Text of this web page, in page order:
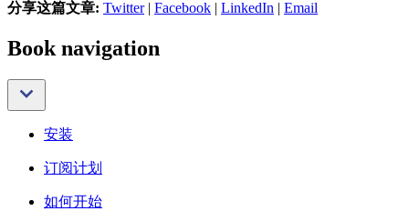
分享这篇文章: Twitter| Facebook | LinkedIn | Email
Book navigation
安装
订阅计划
如何开始